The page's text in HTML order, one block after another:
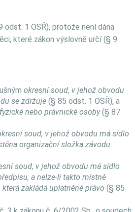
odst. 1 OSŘ), protože není dána
které zákon výslovně určí (§ 9
okresní soud, v jehož obvodu
se zdržuje (§ 85 odst. 1 OSŘ), a
nebo právnické osoby(§ 87
soud, v jehož obvodu má sídlo
organizační složka závodu
soud, v jehož obvodu má sídlo
a nelze-li takto místně
zakládá uplatněné právo (§ 85